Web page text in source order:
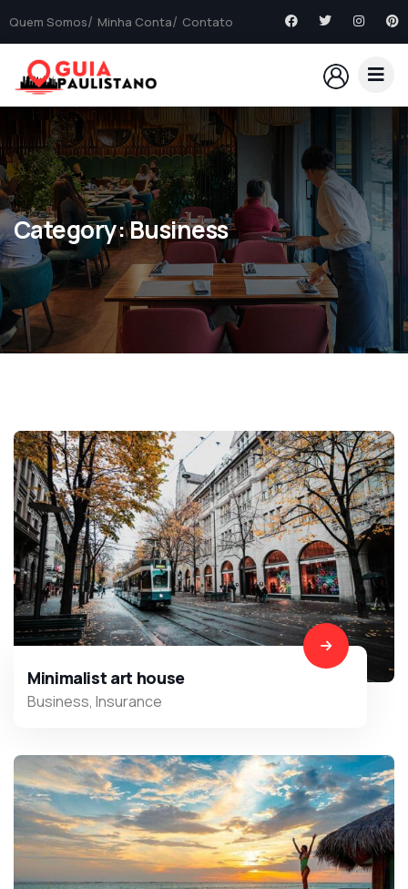
Quem Somos Minha Conta Contato
Category:Business
Minimalist art house
Business, Insurance